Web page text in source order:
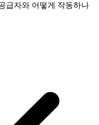
급자와 어떻게 작동하나